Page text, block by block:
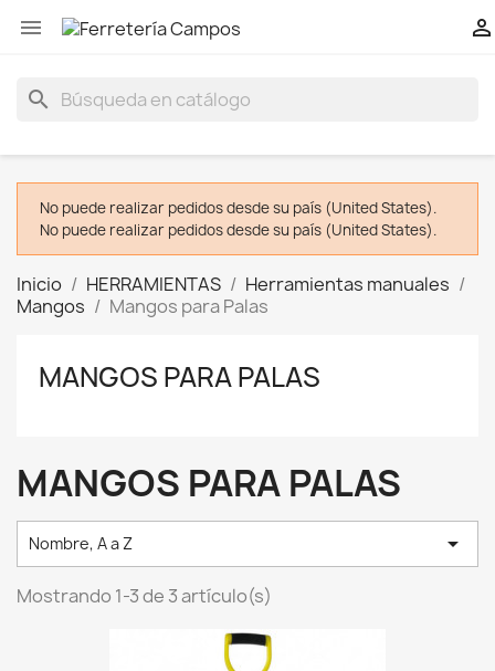
 
search
No puede realizar pedidos desde su país (United States).
No puede realizar pedidos desde su país (United States).
Inicio HERRAMIENTAS
Herramientas manuales
Mangos
Mangos para Palas
MANGOS PARA PALAS
MANGOS PARA PALAS
Nombre, A a Z 
Mostrando 1-3 de 3 artículo(s)